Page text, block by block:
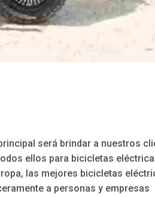
será brindar a nuestros
ellos para bicicletas
las mejores bicicletas
a personas y empresas